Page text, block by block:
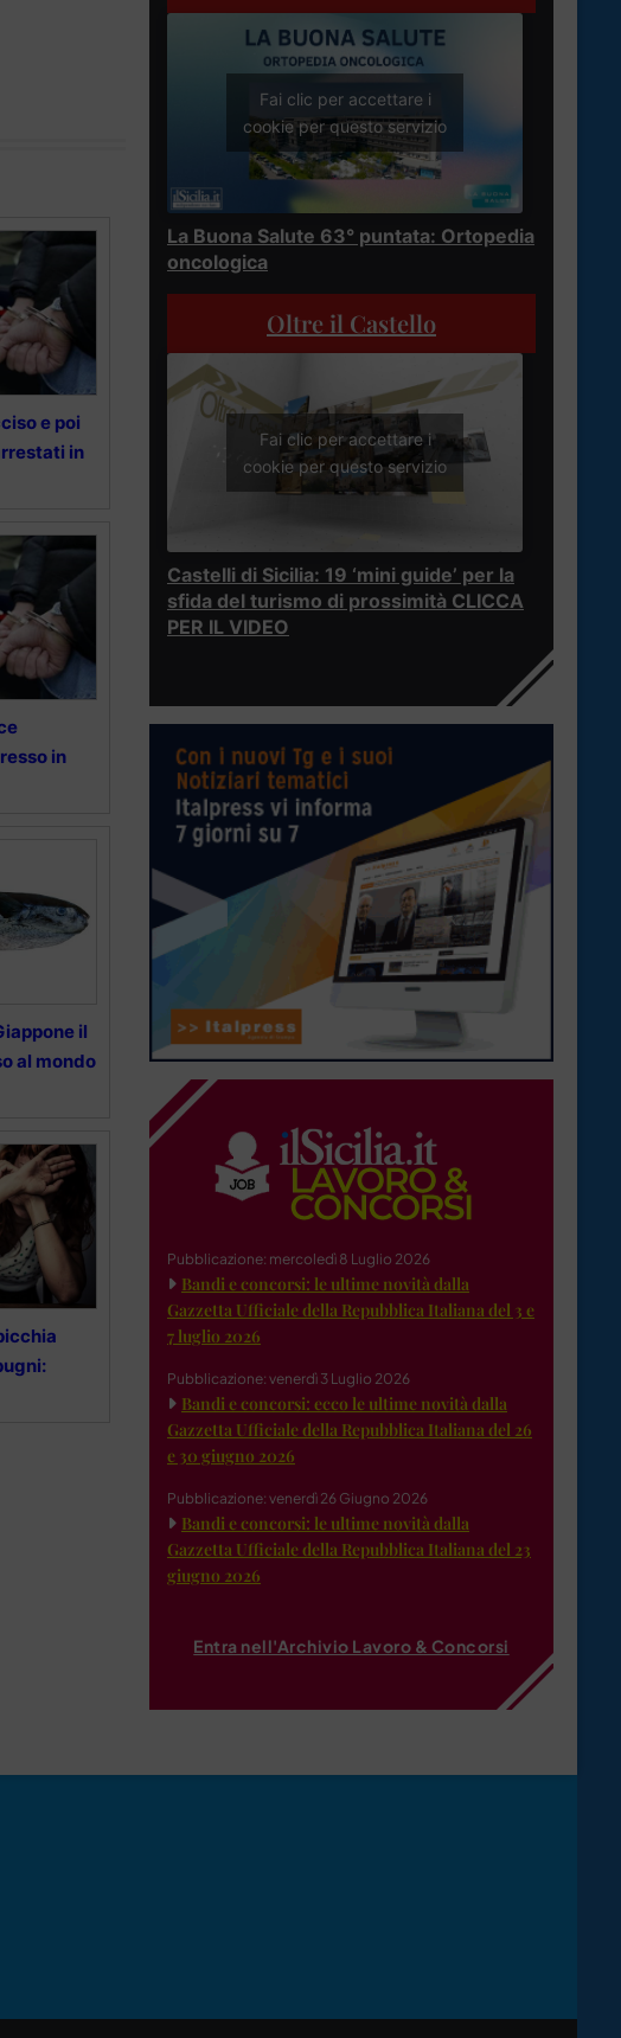
e poi
in
in
il
al mondo
Fai clic per accettare i
cookie per questo servizio
La Buona Salute 63° puntata: Ortopedia
oncologica
Oltre il Castello
Fai clic per accettare i
cookie per questo servizio
Castelli di Sicilia: 19 ‘mini guide’ per la
sfida del turismo di prossimità CLICCA
PER IL VIDEO
Pubblicazione: mercoledì 8 Luglio 2026
Bandi e concorsi: le ultime novità dalla
Gazzetta Ufficiale della Repubblica Italiana del 3 e
7 luglio 2026
Pubblicazione: venerdì 3 Luglio 2026
Bandi e concorsi: ecco le ultime novità dalla
Gazzetta Ufficiale della Repubblica Italiana del 26
e 30 giugno 2026
Pubblicazione: venerdì 26 Giugno 2026
Bandi e concorsi: le ultime novità dalla
Gazzetta Ufficiale della Repubblica Italiana del 23
giugno 2026
Entra nell'Archivio Lavoro & Concorsi